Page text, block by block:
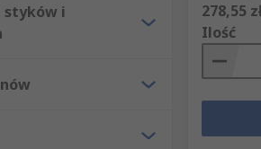
styków i
278,55
Ilość